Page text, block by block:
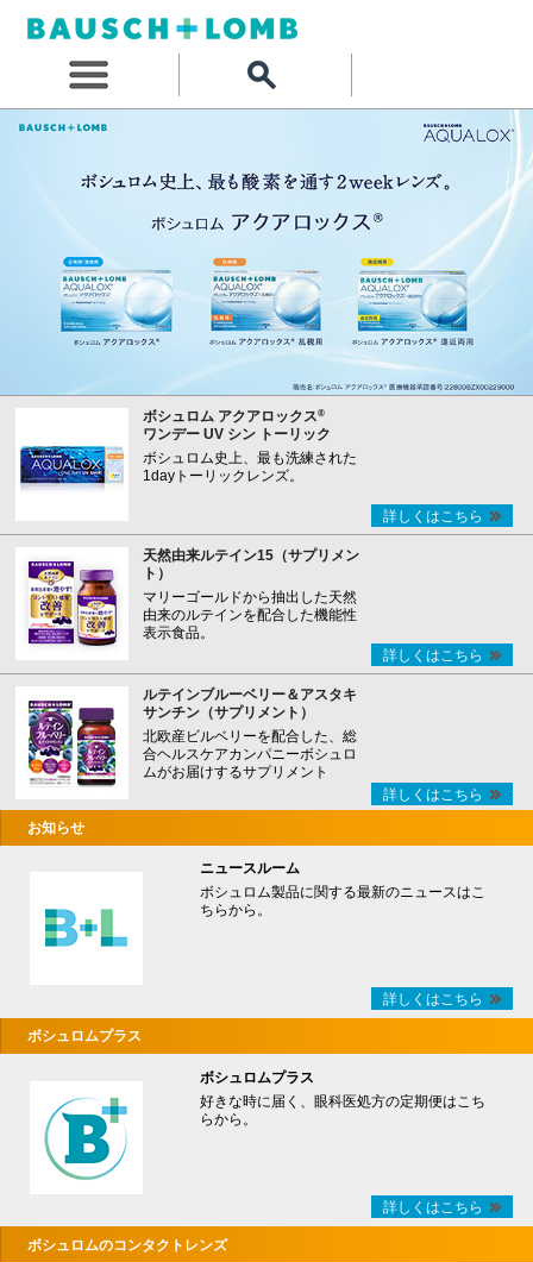
ボシュロム アクアロックス®
ワンデー UV シン トーリック
ボシュロム史上、最も洗練された
1dayトーリックレンズ。
詳しくはこちら
天然由来ルテイン15（サプリメン
ト）
マリーゴールドから抽出した天然
由来のルテインを配合した機能性
表示食品。
詳しくはこちら
ルテインブルーベリー＆アスタキ
サンチン（サプリメント）
北欧産ビルベリーを配合した、総
合ヘルスケアカンパニーボシュロ
ムがお届けするサプリメント
詳しくはこちら
お知らせ
ニュースルーム
ボシュロム製品に関する最新のニュースはこ
ちらから。
詳しくはこちら
ボシュロムプラス
ボシュロムプラス
好きな時に届く、眼科医処方の定期便はこち
らから。
詳しくはこちら
ボシュロムのコンタクトレンズ